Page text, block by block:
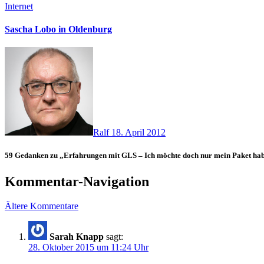
Internet
Sascha Lobo in Oldenburg
Ralf 18. April 2012
59 Gedanken zu „Erfahrungen mit GLS – Ich möchte doch nur mein Paket
Kommentar-Navigation
Ältere Kommentare
Sarah Knapp sagt:
28. Oktober 2015 um 11:24 Uhr